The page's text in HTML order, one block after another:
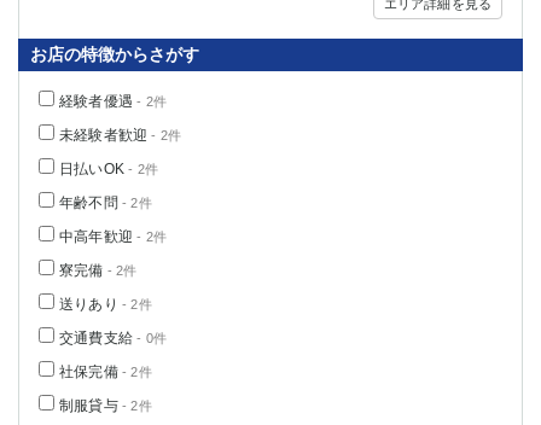
エリア詳細を見る
お店の特徴からさがす
経験者優遇 - 2件
未経験者歓迎 - 2件
日払いOK - 2件
年齢不問 - 2件
中高年歓迎 - 2件
寮完備 - 2件
送りあり - 2件
交通費支給 - 0件
社保完備- 2件
制服貸与- 2件
群馬県
該当求人 0件